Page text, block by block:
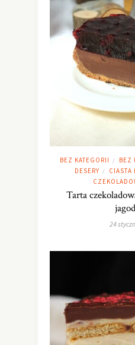
BEZ KATEGORII / BEZ
DESERY / CIASTA
Tarta
24